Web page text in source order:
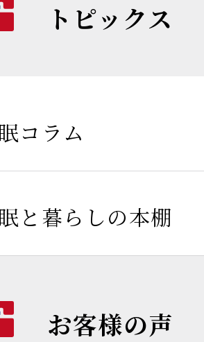
トピックス
コラム
と暮らしの本棚
お客様の声